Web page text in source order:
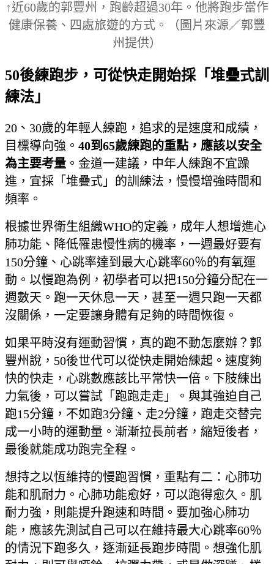
↑近60歲的郭豐州，跑齡超過30年。他將跑步當作
健康保養、四處旅遊的方式。（圖片來源／郭豐
州提供）
50後練跑步，可從快走開始採「堆疊式訓
練法」
20、30歲的年輕人練跑，追求的是速度和成績，
目標導向強。 40到65歲練跑的重點，應該以安全
為主要考量 。金道一建議，中年人練跑不宜躁
進，宜採「堆疊式」的訓練法，慢慢增強時間和
頻率。
根據世界衛生組織WHO的定義，成年人想增進心
肺功能、降低罹患慢性病的機率，一週最好要有
150分鐘、心跳率達到最大心跳率60％的有氧運
動。以慢跑為例，初學者可以把150分鐘分配在一
週數天。跑一天休息一天，甚至一週只跑一天都
沒關係，一定要讓身體有足夠的時間恢復。
如果平時沒有運動習慣，真的跑不動怎麼辦？郭
豐州說，50後世代可以從快走開始練起。速度夠
快的快走，心跳數應該比平常快一倍。下肢練出
力氣後，可以嘗試「跑跑走走」。與其強迫自己
跑15分鐘，不如跑3分鐘、走2分鐘，跑走交替完
成一小時的運動量。漸漸拉長前者，縮短後者，
最後就能成功跑完全程。
想持之以恆維持的慢跑習慣，重點有二：心肺功
能和肌耐力。心肺功能愈好，可以跑得愈久。肌
耐力強，則能提升跑速和時間。要加強心肺功
能，應該先測試自己可以在維持最大心跳率60％
的情況下跑多久，逐漸延長跑步時間。想強化肌